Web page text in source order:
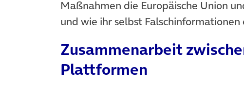
Maßnahmen die Europäische Union
und wie ihr selbst Falschinformationen
Zusammenarbeit
Plattformen